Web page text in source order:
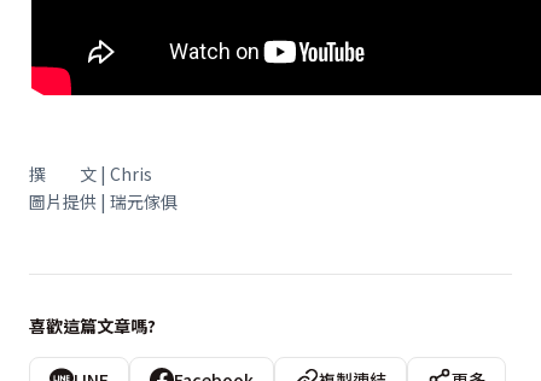
撰 文 | Chris
圖片提供 | 瑞元傢俱
喜歡這篇文章嗎?